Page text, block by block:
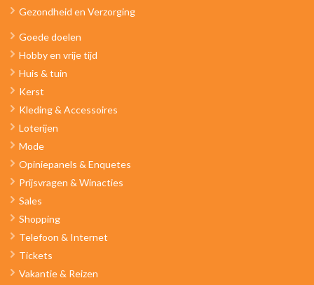
Gezondheid en Verzorging
Goede doelen
Hobby en vrije tijd
Huis & tuin
Kerst
Kleding & Accessoires
Loterijen
Mode
Opiniepanels & Enquetes
Prijsvragen & Winacties
Sales
Shopping
Telefoon & Internet
Tickets
Vakantie & Reizen